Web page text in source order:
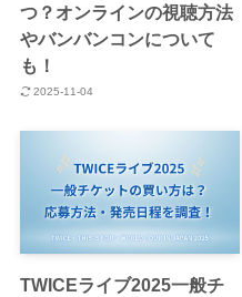
つ？オンラインの視聴方法
やバンバンコンについて
も！
2025-11-04
TWICEライブ2025一般チ